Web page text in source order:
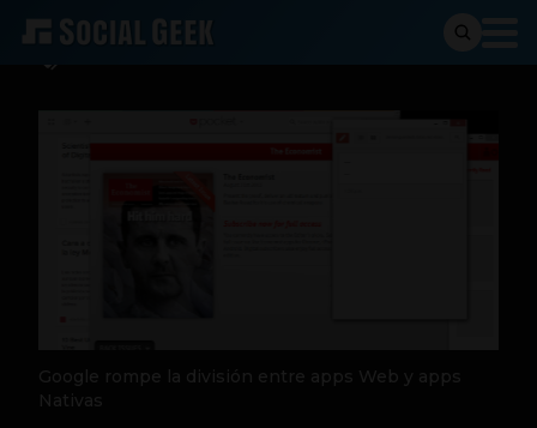
Google rompe la división entre apps Web y apps
Nativas